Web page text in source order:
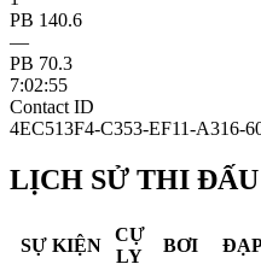
PB 140.6
—
PB 70.3
7:02:55
Contact ID
4EC513F4-C353-EF11-A316-
LỊCH SỬ THI ĐẤU
SỰ KIỆN
CỰ
LY
BƠI